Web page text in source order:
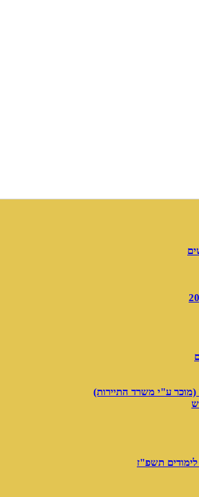
(מוכר ע"י משרד התיירות)
תשפ"ז